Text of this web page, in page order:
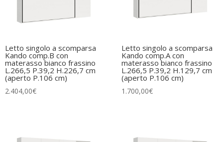
Letto singolo a scomparsa
Kando comp.B con
materasso bianco frassino
L.266,5 P.39,2 H.226,7 cm
(aperto P.106 cm)
2.404,00€
Letto singolo a scomparsa
Kando comp.A con
materasso bianco frassino
L.266,5 P.39,2 H.129,7 cm
(aperto P.106 cm)
1.700,00€